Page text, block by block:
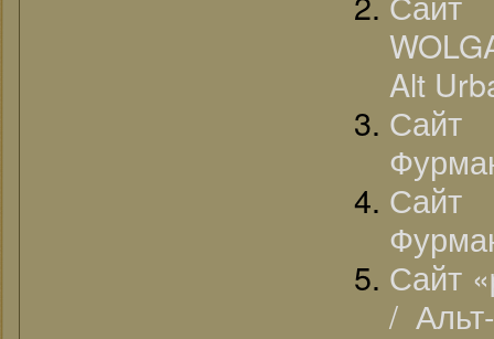
Alt
Сайт
Сайт
/